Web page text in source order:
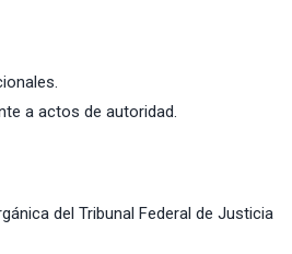
a actos de autoridad.
del Tribunal Federal de Justicia